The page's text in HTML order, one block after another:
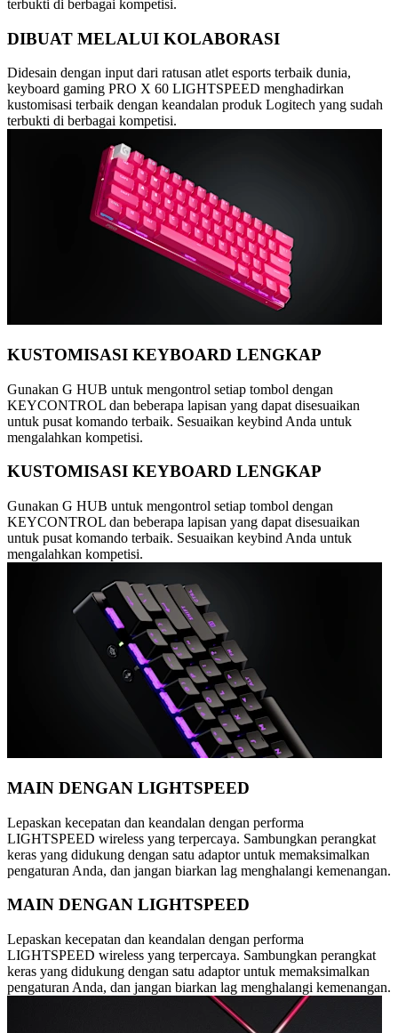
terbukti di berbagai kompetisi.
DIBUAT MELALUI KOLABORASI
Didesain dengan input dari ratusan atlet esports terbaik dunia,
keyboard gaming PRO X 60 LIGHTSPEED menghadirkan
kustomisasi terbaik dengan keandalan produk Logitech yang sudah
terbukti di berbagai kompetisi.
KUSTOMISASI KEYBOARD LENGKAP
Gunakan G HUB untuk mengontrol setiap tombol dengan
KEYCONTROL dan beberapa lapisan yang dapat disesuaikan
untuk pusat komando terbaik. Sesuaikan keybind Anda untuk
mengalahkan kompetisi.
KUSTOMISASI KEYBOARD LENGKAP
Gunakan G HUB untuk mengontrol setiap tombol dengan
KEYCONTROL dan beberapa lapisan yang dapat disesuaikan
untuk pusat komando terbaik. Sesuaikan keybind Anda untuk
mengalahkan kompetisi.
MAIN DENGAN LIGHTSPEED
Lepaskan kecepatan dan keandalan dengan performa
LIGHTSPEED wireless yang terpercaya. Sambungkan perangkat
keras yang didukung dengan satu adaptor untuk memaksimalkan
pengaturan Anda, dan jangan biarkan lag menghalangi kemenangan.
MAIN DENGAN LIGHTSPEED
Lepaskan kecepatan dan keandalan dengan performa
LIGHTSPEED wireless yang terpercaya. Sambungkan perangkat
keras yang didukung dengan satu adaptor untuk memaksimalkan
pengaturan Anda, dan jangan biarkan lag menghalangi kemenangan.